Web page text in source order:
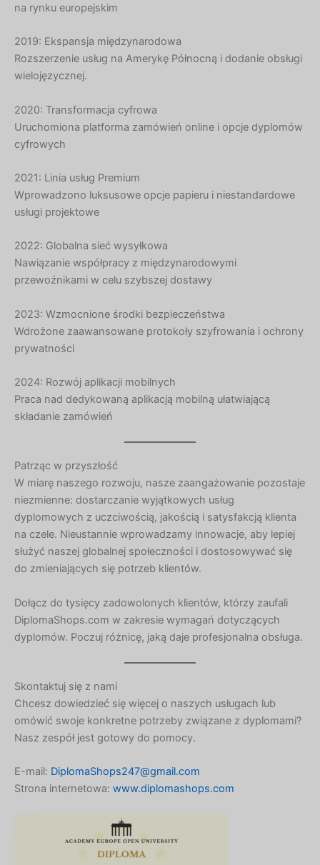
na rynku europejskim
2019: Ekspansja międzynarodowa
Rozszerzenie usług na Amerykę Północną i dodanie obsługi
wielojęzycznej.
2020: Transformacja cyfrowa
Uruchomiona platforma zamówień online i opcje dyplomów
cyfrowych
2021: Linia usług Premium
Wprowadzono luksusowe opcje papieru i niestandardowe
usługi projektowe
2022: Globalna sieć wysyłkowa
Nawiązanie współpracy z międzynarodowymi
przewoźnikami w celu szybszej dostawy
2023: Wzmocnione środki bezpieczeństwa
Wdrożone zaawansowane protokoły szyfrowania i ochrony
prywatności
2024: Rozwój aplikacji mobilnych
Praca nad dedykowaną aplikacją mobilną ułatwiającą
składanie zamówień
Patrząc w przyszłość
W miarę naszego rozwoju, nasze zaangażowanie pozostaje
niezmienne: dostarczanie wyjątkowych usług
dyplomowych z uczciwością, jakością i satysfakcją klienta
na czele. Nieustannie wprowadzamy innowacje, aby lepiej
służyć naszej globalnej społeczności i dostosowywać się
do zmieniających się potrzeb klientów.
Dołącz do tysięcy zadowolonych klientów, którzy zaufali
DiplomaShops.com w zakresie wymagań dotyczących
dyplomów. Poczuj różnicę, jaką daje profesjonalna obsługa.
Skontaktuj się z nami
Chcesz dowiedzieć się więcej o naszych usługach lub
omówić swoje konkretne potrzeby związane z dyplomami?
Nasz zespół jest gotowy do pomocy.
E-mail: DiplomaShops247@gmail.com
Strona internetowa: www.diplomashops.comBelarusian
Croatian
Hungarian
Armenian
Icelandic
Japanese
Korean
Georgian
Macedonian
Slovak
Slovenian
Albanian
Hebrew